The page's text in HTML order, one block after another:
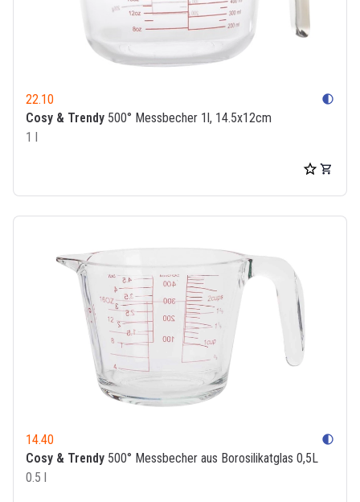
22.10 contrast
Cosy & Trendy 500° Messbecher 1l, 14.5x12cm
1 l
14.40 contrast
Cosy & Trendy 500° Messbecher aus Borosilikatglas 0,5L
0.5 l